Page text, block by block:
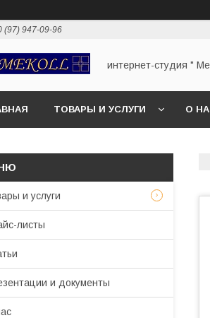
(97) 947-09-96
интернет-студия "
ТОВАРЫ И УСЛУГИ О
и услуги
листы
и документы